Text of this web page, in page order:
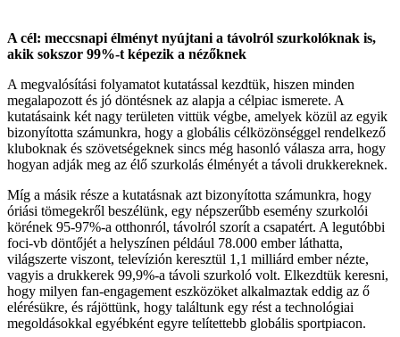
A cél: meccsnapi élményt nyújtani a távolról szurkolóknak is,
akik sokszor 99%-t képezik a nézőknek
A megvalósítási folyamatot kutatással kezdtük, hiszen minden
megalapozott és jó döntésnek az alapja a célpiac ismerete. A
kutatásaink két nagy területen vittük végbe, amelyek közül az egyik
bizonyította számunkra, hogy a globális célközönséggel rendelkező
kluboknak és szövetségeknek sincs még hasonló válasza arra, hogy
hogyan adják meg az élő szurkolás élményét a távoli drukkereknek.
Míg a másik része a kutatásnak azt bizonyította számunkra, hogy
óriási tömegekről beszélünk, egy népszerűbb esemény szurkolói
körének 95-97%-a otthonról, távolról szorít a csapatért. A legutóbbi
foci-vb döntőjét a helyszínen például 78.000 ember láthatta,
világszerte viszont, televízión keresztül 1,1 milliárd ember nézte,
vagyis a drukkerek 99,9%-a távoli szurkoló volt. Elkezdtük keresni,
hogy milyen fan-engagement eszközöket alkalmaztak eddig az ő
elérésükre, és rájöttünk, hogy találtunk egy rést a technológiai
megoldásokkal egyébként egyre telítettebb globális sportpiacon.